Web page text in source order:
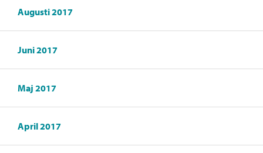
Augusti 2017
Juni 2017
Maj 2017
April 2017